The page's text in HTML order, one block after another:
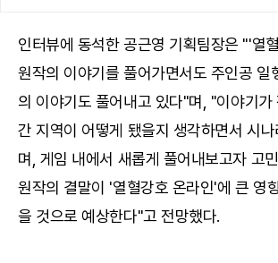
인터뷰에 동석한 공근영 기획팀장은 "'열
원작의 이야기를 풀어가면서도 주인공 일
의 이야기도 풀어내고 있다"며, "이야기가
간 지역이 어떻게 됐을지 생각하면서 시
며, 게임 내에서 새롭게 풀어내보고자 고
원작의 결말이 '열혈강호 온라인'에 큰 영
을 것으로 예상한다"고 전망했다.